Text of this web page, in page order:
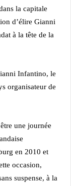
la capitale
d’élire Gianni
à la tête de la
Infantino, le
organisateur de
une journée
en 2010 et
occasion,
suspense, à la